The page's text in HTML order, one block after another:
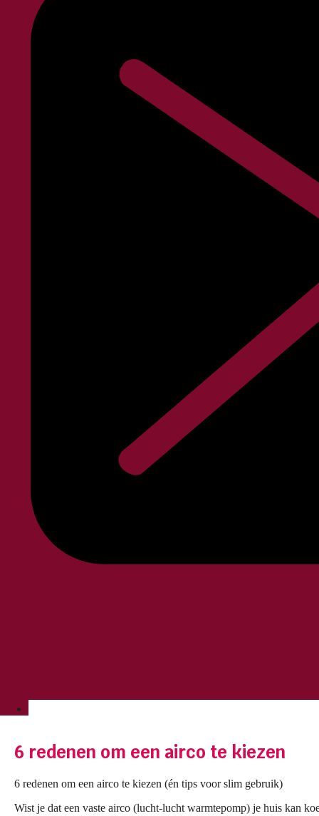
6 redenen om een airco te kiezen
6 redenen om een airco te kiezen (én tips voor slim gebruik)
Wist je dat een vaste airco (lucht-lucht warmtepomp) je huis kan